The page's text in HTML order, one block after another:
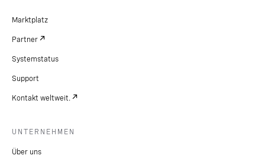
Marktplatz
Partner
Systemstatus
Support
Kontakt weltweit.
UNTERNEHMEN
Über uns